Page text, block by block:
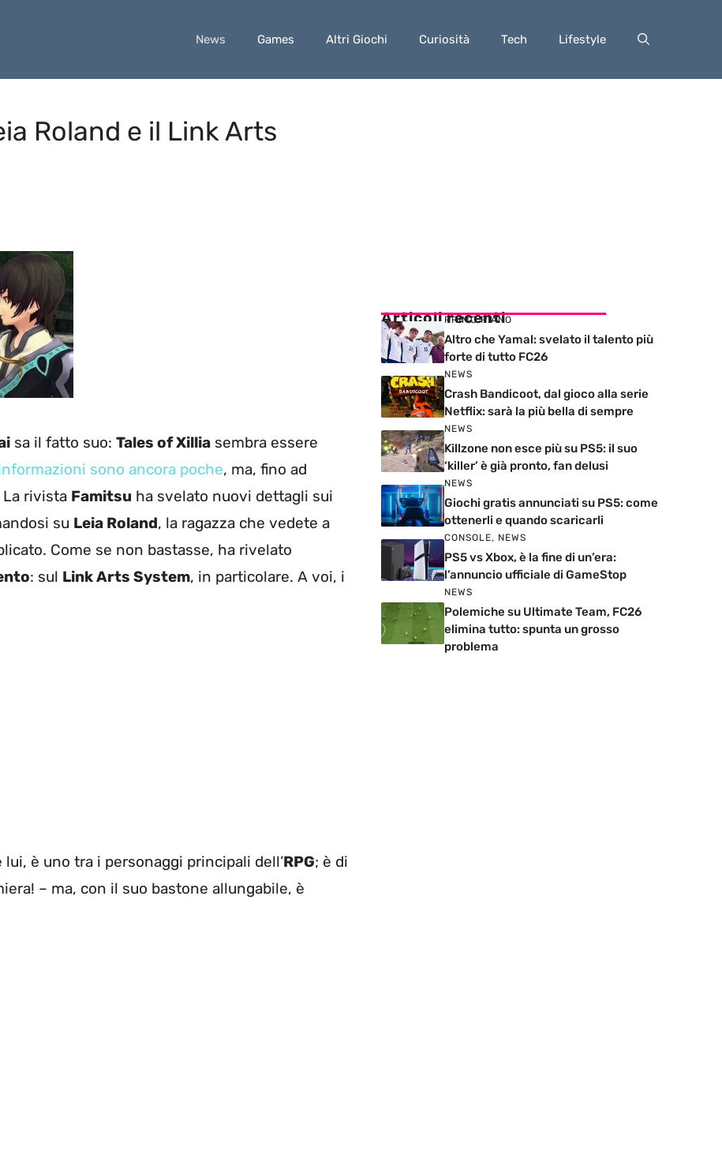
News Games Altri Giochi Curiosità Tech Lifestyle
Roland e il Link Arts
sa il fatto suo: Tales of Xillia sembra essere
sono ancora poche, ma, fino ad
rivista Famitsu ha svelato nuovi dettagli sui
su Leia Roland, la ragazza che vedete a
Come se non bastasse, ha rivelato
: sul Link Arts System, in particolare. A voi, i
è uno tra i personaggi principali dell’RPG; è di
– ma, con il suo bastone allungabile, è
Articoli recenti
PRIMO PIANO
Altro che Yamal: svelato il talento più
forte di tutto FC26
NEWS
Crash Bandicoot, dal gioco alla serie
Netflix: sarà la più bella di sempre
NEWS
Killzone non esce più su PS5: il suo
‘killer’ è già pronto, fan delusi
NEWS
Giochi gratis annunciati su PS5: come
ottenerli e quando scaricarli
CONSOLE, NEWS
PS5 vs Xbox, è la fine di un’era:
l’annuncio ufficiale di GameStop
NEWS
Polemiche su Ultimate Team, FC26
elimina tutto: spunta un grosso
problema